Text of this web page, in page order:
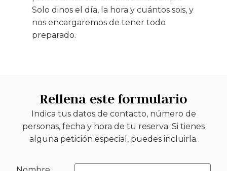
Solo dinos el día, la hora y cuántos sois, y
nos encargaremos de tener todo
preparado.
Rellena este formulario
Indica tus datos de contacto, número de
personas, fecha y hora de tu reserva. Si tienes
alguna petición especial, puedes incluirla.